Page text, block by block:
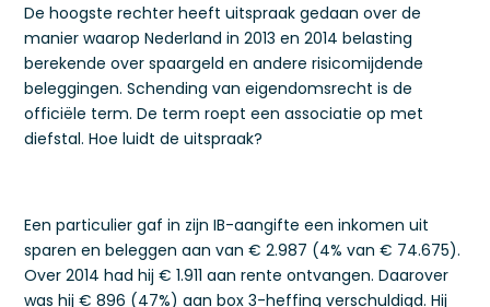
De hoogste rechter heeft uitspraak gedaan over de
manier waarop Nederland in 2013 en 2014 belasting
berekende over spaargeld en andere risicomijdende
beleggingen. Schending van eigendomsrecht is de
officiële term. De term roept een associatie op met
diefstal. Hoe luidt de uitspraak?
Een particulier gaf in zijn IB-aangifte een inkomen uit
sparen en beleggen aan van € 2.987 (4% van € 74.675).
Over 2014 had hij € 1.911 aan rente ontvangen. Daarover
was hij € 896 (47%) aan box 3-heffing verschuldigd. Hij